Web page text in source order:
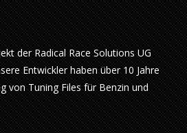
der Radical Race Solutions UG
Entwickler haben über 10 Jahre
von Tuning Files für Benzin und